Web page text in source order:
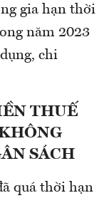
gia hạn thời
năm 2023
chi
THUẾ
SÁCH
quá thời hạn